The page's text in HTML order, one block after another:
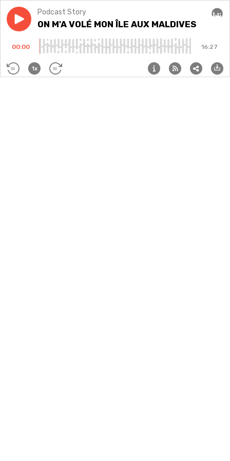
Play episodeON M'A VOLÉ MON ÎLE AUX MALDIVES
Podcast Story
ON M'A VOLÉ MON ÎLE AUX MALDIVES
00:00 16:27
30 1x 30